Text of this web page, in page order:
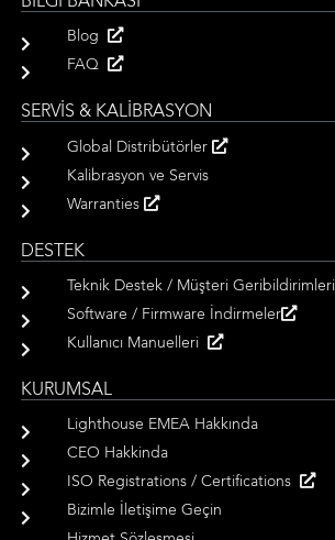
Blog
FAQ
SERVİS & KALİBRASYON
Global Distribütörler
Kalibrasyon ve Servis
Warranties
DESTEK
Teknik Destek / Müşteri Geribildirimleri
Software / Firmware İndirmeler
Kullanıcı Manuelleri
KURUMSAL
Lighthouse EMEA Hakkında
CEO Hakkinda
ISO Registrations / Certifications
Bizimle İletişime Geçin